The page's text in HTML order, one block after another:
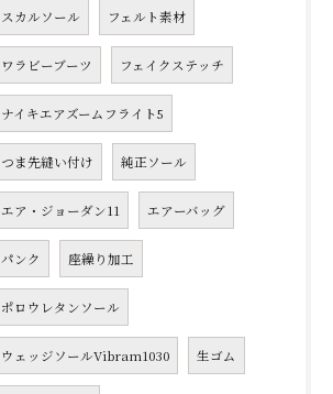
スカルソール フェルト素材
ワラビーブーツ フェイクステッチ
ナイキエアズームフライト5
つま先縫い付け 純正ソール
エア・ジョーダン11 エアーバッグ
パンク 座繰り加工
ポロウレタンソール
ウェッジソールVibram1030 生ゴム